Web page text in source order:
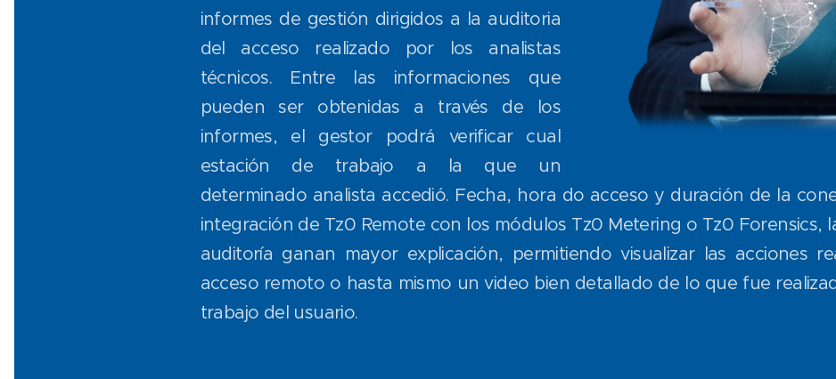
informes de gestión dirigidos a la auditoria
del acceso realizado por los analistas
técnicos. Entre las informaciones que
pueden ser obtenidas a través de los
informes, el gestor podrá verificar cual
estación de trabajo a la que un
determinado analista accedió. Fecha, hora do acceso y duración de la
integración de Tz0 Remote con los módulos Tz0 Metering o Tz0 Forensics,
auditoría ganan mayor explicación, permitiendo visualizar las acciones
acceso remoto o hasta mismo un video bien detallado de lo que fue
trabajo del usuario.